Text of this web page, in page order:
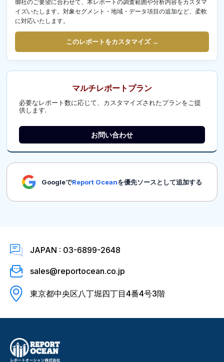
御社のご要望に合わせて、本レポートの調査範囲や分析内容をカスタマ
イズいたします。対象セグメント・地域・データ項目の追加など、柔軟
に対応いたします。
このレポートをカスタマイズ →
マルチレポートプラン
必要なレポート数に応じて、カスタマイズされたプランをご提
供します.
お問い合わせ
GoogleでReport Oceanを優先ソースとして追加する
JAPAN : 03-6899-2648
sales@reportocean.co.jp
東京都中央区八丁堀四丁目4番4号3階